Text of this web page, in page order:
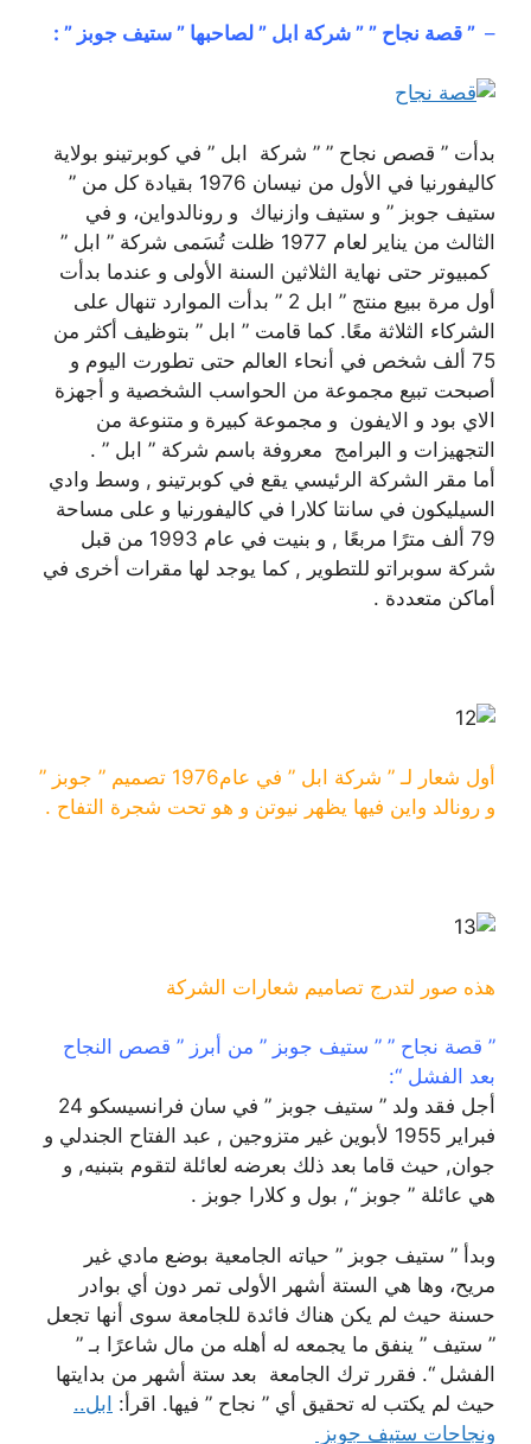
– ” قصة نجاح ” ” شركة ابل ” لصاحبها ” ستيف جوبز ” :
بدأت ” قصص نجاح ” ” شركة ابل ” في كوبرتينو بولاية
كاليفورنيا في الأول من نيسان 1976 بقيادة كل من ”
ستيف جوبز ” و ستيف وازنياك و رونالدواين، و في
الثالث من يناير لعام 1977 ظلت تُسَمى شركة ” ابل ”
كمبيوتر حتى نهاية الثلاثين السنة الأولى و عندما بدأت
أول مرة ببيع منتج ” ابل 2 ” بدأت الموارد تنهال على
الشركاء الثلاثة معًا. كما قامت ” ابل ” بتوظيف أكثر من
75 ألف شخص في أنحاء العالم حتى تطورت اليوم و
أصبحت تبيع مجموعة من الحواسب الشخصية و أجهزة
الاي بود و الايفون و مجموعة كبيرة و متنوعة من
التجهيزات و البرامج معروفة باسم شركة ” ابل ” .
أما مقر الشركة الرئيسي يقع في كوبرتينو , وسط وادي
السيليكون في سانتا كلارا في كاليفورنيا و على مساحة
79 ألف مترًا مربعًا , و بنيت في عام 1993 من قبل
شركة سوبراتو للتطوير , كما يوجد لها مقرات أخرى في
أماكن متعددة .
أول شعار لـ ” شركة ابل ” في عام1976 تصميم ” جوبز ”
و رونالد واين فيها يظهر نيوتن و هو تحت شجرة التفاح .
هذه صور لتدرج تصاميم شعارات الشركة
” قصة نجاح ” ” ستيف جوبز ” من أبرز ” قصص النجاح
بعد الفشل “:
أجل فقد ولد ” ستيف جوبز ” في سان فرانسيسكو 24
فبراير 1955 لأبوين غير متزوجين , عبد الفتاح الجندلي و
جوان, حيث قاما بعد ذلك بعرضه لعائلة لتقوم بتبنيه, و
هي عائلة ” جوبز “, بول و كلارا جوبز .
وبدأ ” ستيف جوبز ” حياته الجامعية بوضع مادي غير
مريح، وها هي الستة أشهر الأولى تمر دون أي بوادر
حسنة حيث لم يكن هناك فائدة للجامعة سوى أنها تجعل
” ستيف ” ينفق ما يجمعه له أهله من مال شاعرًا بـ ”
الفشل “. فقرر ترك الجامعة بعد ستة أشهر من بدايتها
حيث لم يكتب له تحقيق أي ” نجاح ” فيها. اقرأ: ابل..
ونجاحات ستيف جوبز